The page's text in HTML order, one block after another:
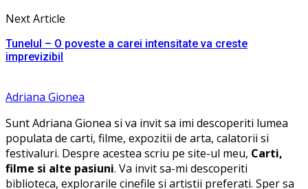
Next Article
Tunelul – O poveste a carei intensitate va creste
imprevizibil
Adriana Gionea
Sunt Adriana Gionea si va invit sa imi descoperiti lumea
populata de carti, filme, expozitii de arta, calatorii si
festivaluri. Despre acestea scriu pe site-ul meu, Carti,
filme si alte pasiuni. Va invit sa-mi descoperiti
biblioteca, explorarile cinefile si artistii preferati. Sper sa